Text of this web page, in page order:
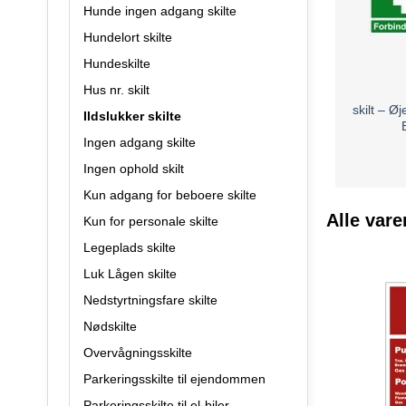
Hunde ingen adgang skilte
Hundelort skilte
Hundeskilte
Hus nr. skilt
Ildslukker skilte
Ingen adgang skilte
Ingen ophold skilt
Kun adgang for beboere skilte
Kun for personale skilte
Legeplads skilte
Luk Lågen skilte
Nedstyrtningsfare skilte
Nødskilte
Overvågningsskilte
Parkeringsskilte til ejendommen
Vores
din
skilt –
Alle